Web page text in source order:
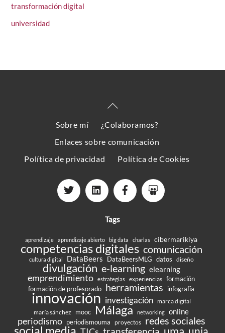
transformación digital
universidad
Back
Top
Sobre mí
¿Colaboramos?
Enlaces sobre comunicación
Política de privacidad
Política de Cookies
Tags
aprendizaje aprendizaje abierto big data charlas cibermarikiya
competencias digitales comunicación
cultura digital DataBeers DataBeersMLG datos diseño
divulgación e-learning elearning
emprendimiento estrategias experiencias formación
formación de profesorado herramientas infografía
innovación investigación marca digital
maría sánchez
mooc Málaga networking online
periodismo periodismouma proyectos redes sociales